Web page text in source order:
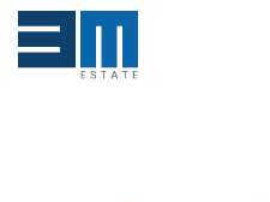
O NAS